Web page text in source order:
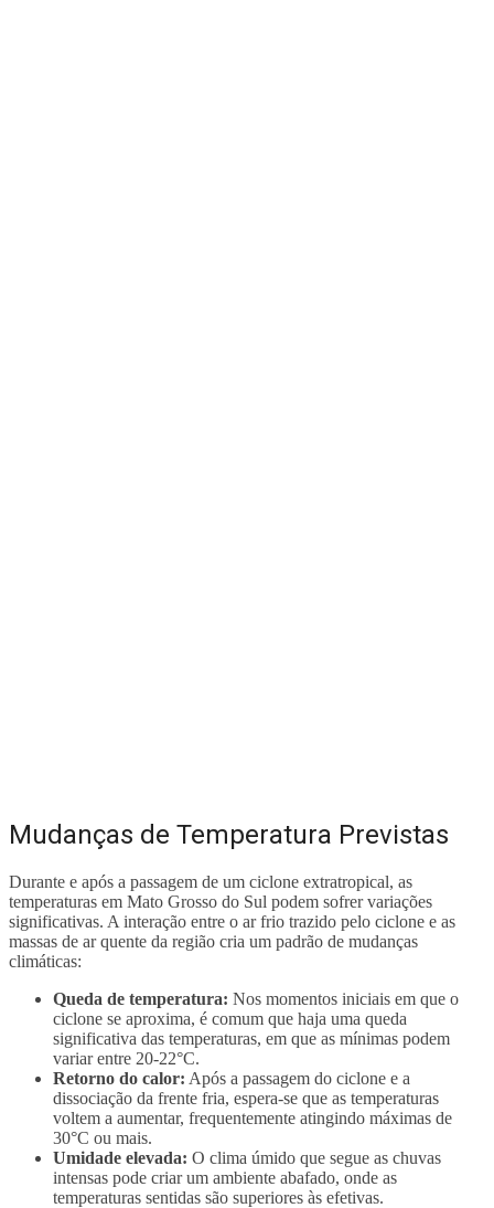
Mudanças de Temperatura Previstas
Durante e após a passagem de um ciclone extratropical, as
temperaturas em Mato Grosso do Sul podem sofrer variações
significativas. A interação entre o ar frio trazido pelo ciclone e as
massas de ar quente da região cria um padrão de mudanças
climáticas:
Queda de temperatura: Nos momentos iniciais em que o
ciclone se aproxima, é comum que haja uma queda
significativa das temperaturas, em que as mínimas podem
variar entre 20-22°C.
Retorno do calor: Após a passagem do ciclone e a
dissociação da frente fria, espera-se que as temperaturas
voltem a aumentar, frequentemente atingindo máximas de
30°C ou mais.
Umidade elevada: O clima úmido que segue as chuvas
intensas pode criar um ambiente abafado, onde as
temperaturas sentidas são superiores às efetivas.